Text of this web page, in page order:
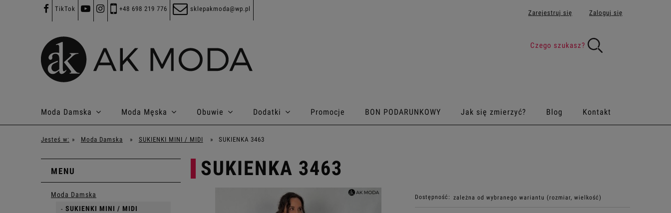
TikTok +48 698 219 776 sklepakmoda@wp.pl
Zarejestruj się Zaloguj się
Moda Damska Moda Męska Obuwie Dodatki Promocje BON PODARUNKOWY Jak się zmierzyć? Blog Kontakt
Jesteś w: » Moda Damska » SUKIENKI MINI / MIDI » SUKIENKA 3463
MENU
Moda Damska
SUKIENKI MINI / MIDI
SUKIENKA 3463
Dostępność: zależna od wybranego wariantu (rozmiar, wielkość)